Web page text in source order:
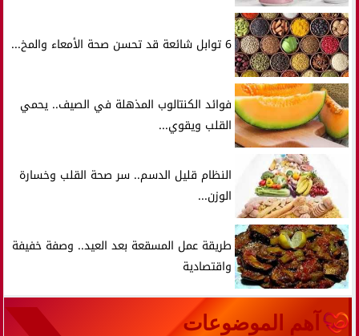
6 توابل شائعة قد تحسن صحة الأمعاء والمخ...
فوائد الكنتالوب المذهلة في الصيف.. يحمي
القلب ويقوي...
النظام قليل الدسم.. سر صحة القلب وخسارة
الوزن...
طريقة عمل المسقعة بعد العيد.. وصفة خفيفة
واقتصادية
آهم الموضوعات